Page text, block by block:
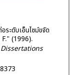
ระดับเอ็นไซม์ขจัด
(1996).